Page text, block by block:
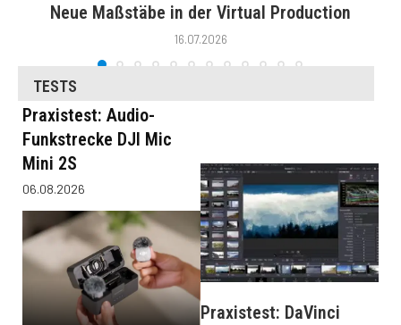
Neue Maßstäbe in der Virtual Production
16.07.2026
TESTS
Praxistest: Audio-
Funkstrecke DJI Mic
Mini 2S
06.08.2026
Praxistest: DaVinci